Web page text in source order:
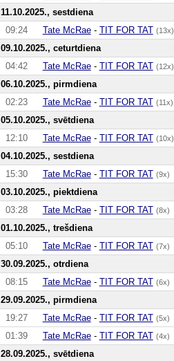
11.10.2025., sestdiena
09:24
Tate McRae- TIT FOR TAT (13x)
09.10.2025., ceturtdiena
04:42
Tate McRae- TIT FOR TAT (12x)
06.10.2025., pirmdiena
02:23
Tate McRae- TIT FOR TAT (11x)
05.10.2025., svētdiena
12:10
Tate McRae- TIT FOR TAT (10x)
04.10.2025., sestdiena
15:30
Tate McRae- TIT FOR TAT (9x)
03.10.2025., piektdiena
03:28
Tate McRae- TIT FOR TAT (8x)
01.10.2025., trešdiena
05:10
Tate McRae- TIT FOR TAT (7x)
30.09.2025., otrdiena
08:15
Tate McRae- TIT FOR TAT (6x)
29.09.2025., pirmdiena
19:27
Tate McRae- TIT FOR TAT (5x)
01:39
Tate McRae- TIT FOR TAT (4x)
28.09.2025., svētdiena